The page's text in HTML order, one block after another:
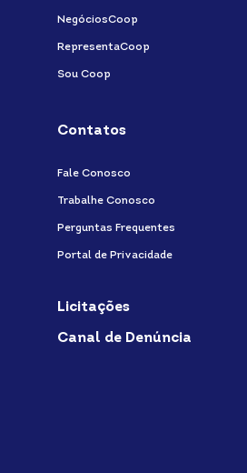
NegóciosCoop
RepresentaCoop
Sou Coop
Contatos
Fale Conosco
Trabalhe Conosco
Perguntas Frequentes
Portal de Privacidade
Licitações
Canal de Denúncia